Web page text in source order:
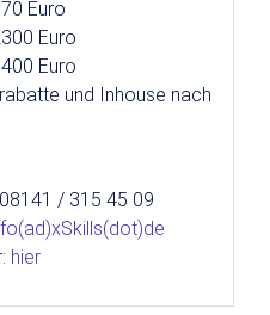
Euro
Euro
Euro
und Inhouse nach
/ 315 45 09
hier